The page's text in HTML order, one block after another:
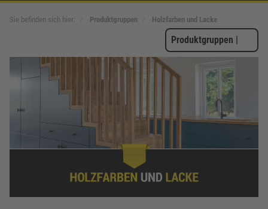
Sie befinden sich hier: Produktgruppen Holzfarben und Lacke
Produktgruppen |